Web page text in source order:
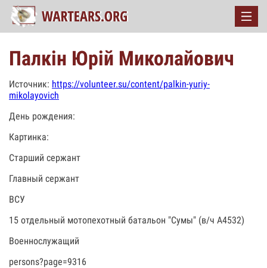
Палкін Юрій Миколайович
Источник: https://volunteer.su/content/palkin-yuriy-
mikolayovich
День рождения:
Картинка:
Старший сержант
Главный сержант
ВСУ
15 отдельный мотопехотный батальон "Сумы" (в/ч А4532)
Военнослужащий
persons?page=9316